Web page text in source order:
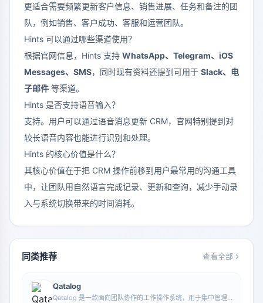
更适合需要频繁更新客户信息、销售进展、任务和备注的团
队，例如销售、客户成功、客服和运营团队。
Hints 可以通过哪些渠道使用？
根据官网信息，Hints 支持 WhatsApp、Telegram、iOS
Messages、SMS，同时现有资料还提到可用于 Slack、电
子邮件 等渠道。
Hints 是否支持语音输入？
支持。用户可以通过语音消息更新 CRM，官网特别提到对
较长语音内容也能进行识别和处理。
Hints 的核心价值是什么？
其核心价值在于把 CRM 操作前移到用户最常用的沟通工具
中，让团队用自然语言完成记录、更新和查询，减少手动录
入与系统切换带来的时间消耗。
同类推荐 查看全部
Qatalog
Qatalog 是一款面向团队协作的工作操作系统，用于集中管理人